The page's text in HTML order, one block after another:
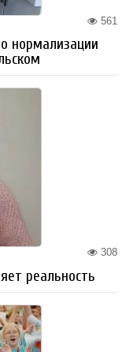
561
нормализации
308
реальность